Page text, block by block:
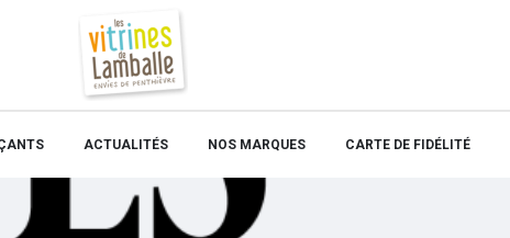
ACTUALITÉS NOS MARQUES CARTE DE FIDÉLITÉ